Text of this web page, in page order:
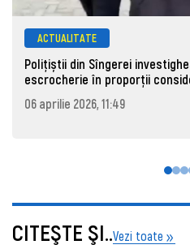
ACTUALITATE
Polițiștii din Sîngerei
escrocherie în proporții
06 aprilie 2026, 11:49
CITEŞTE ŞI..Vezi toate